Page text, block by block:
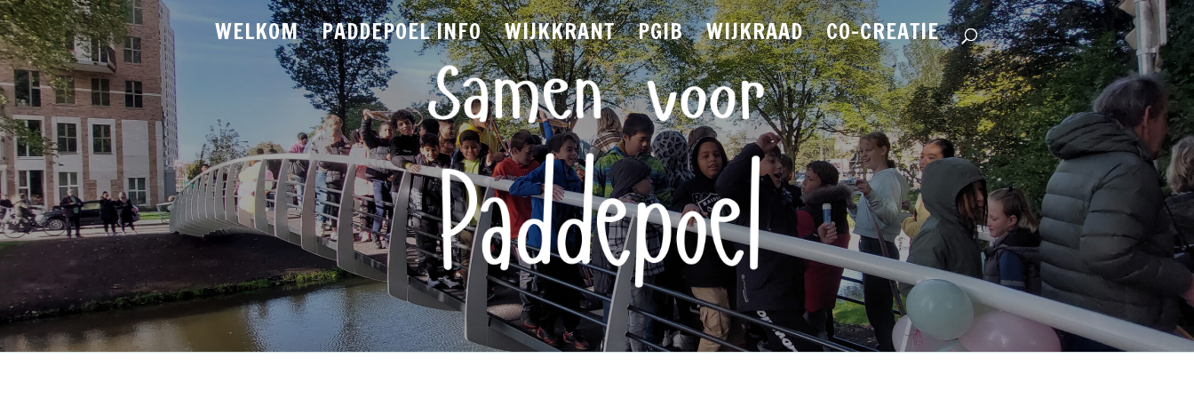
WELKOM PADDEPOEL INFO WIJKKRANT PGIB WIJKRAAD CO-CREATIE